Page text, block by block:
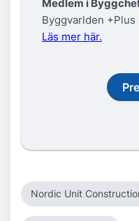
Medlem i
Byggvarlden
Läs mer här.
Nordic Unit